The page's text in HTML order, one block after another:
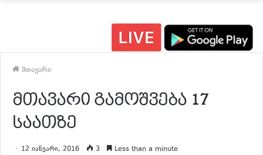
მთავარი
მთავარი გამოშვება 17
საათზე
12 იანვარი, 2016 3 Less than a minute